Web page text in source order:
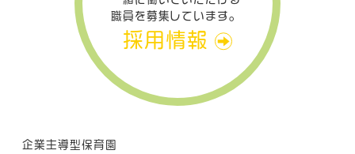
職員を募集しています。
採用情報
企業主導型保育園